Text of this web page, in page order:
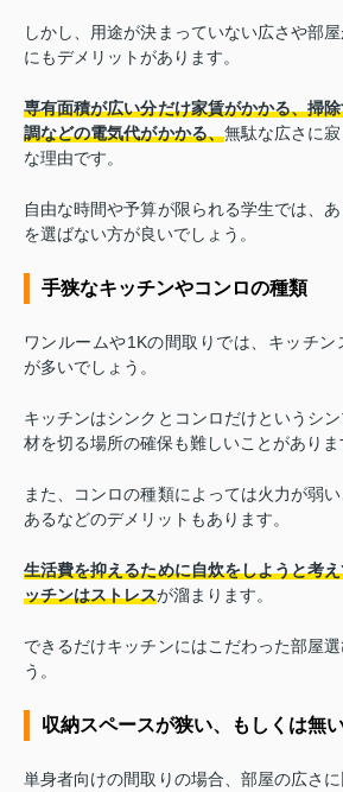
しかし、用途が決まっていない広さや部
にもデメリットがあります。
専有面積が広い分だけ家賃がかかる、掃
調などの電気代がかかる、無駄な広さに
な理由です。
自由な時間や予算が限られる学生では、
を選ばない方が良いでしょう。
手狭なキッチンやコンロの種類
ワンルームや1Kの間取りでは、キッチン
が多いでしょう。
キッチンはシンクとコンロだけというシ
材を切る場所の確保も難しいことがありま
また、コンロの種類によっては火力が弱
あるなどのデメリットもあります。
生活費を抑えるために自炊をしようと考
ッチンはストレスが溜まります。
できるだけキッチンにはこだわった部屋
う。
収納スペースが狭い、もしくは無
単身者向けの間取りの場合、部屋の広さ